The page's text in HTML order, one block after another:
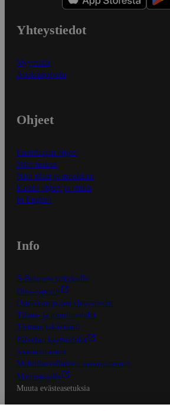
Yhteystiedot
Myymälät
Asiakaspalvelu
Ohjeet
Ensitilaajan ohjeet
Näin maksat
Näin tilaat ja muokkaat
Kaikki ohjeet ja vinkit
In English
Info
S-Business yrityksille
Oiva-raportit
Osuuskauppojen yhteystiedot
Tilaus- ja toimitusehdot
Tietosuojakäytäntö
Palvelun käyttöehdot
Saavutettavuus
Mobiilisovelluksen saavutettavuus
Mainostajalle
Muuta evästeasetuksia